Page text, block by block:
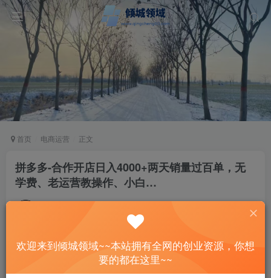
首页 电商运营 正文
拼多多-合作开店日入4000+两天销量过百单，无
学费、老运营教操作、小白…
私信
付费资源
欢迎来到倾城领域~~本站拥有全网的创业资源，你想
要的都在这里~~